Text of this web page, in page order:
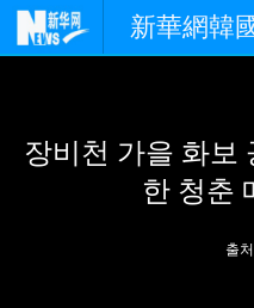
新華網韓
경제
장비천 가을 화
한 청춘
출